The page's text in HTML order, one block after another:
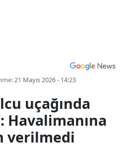
21 Mayıs 2026 - 14:23
uçağında
Havalimanına
verilmedi